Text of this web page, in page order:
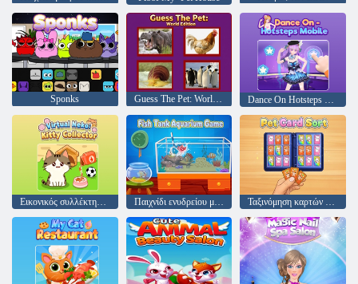
Sponks Guess The Pet: World Edition Dance On Hotsteps Mobile
Εικονικός συλλέκτης Neko Kitty Παιχνίδι ενυδρείου με δεξαμενή ψαριών Ταξινόμηση καρτών κατοικίδιων ζώων